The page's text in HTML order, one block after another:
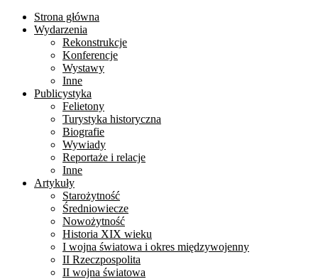
Strona główna
Wydarzenia
Rekonstrukcje
Konferencje
Wystawy
Inne
Publicystyka
Felietony
Turystyka historyczna
Biografie
Wywiady
Reportaże i relacje
Inne
Artykuły
Starożytność
Średniowiecze
Nowożytność
Historia XIX wieku
I wojna światowa i okres międzywojenny
II Rzeczpospolita
II wojna światowa